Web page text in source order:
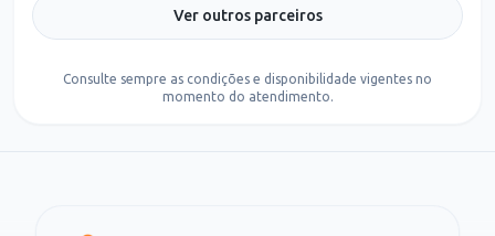
Ver outros parceiros
Consulte sempre as condições e disponibilidade vigentes no
momento do atendimento.